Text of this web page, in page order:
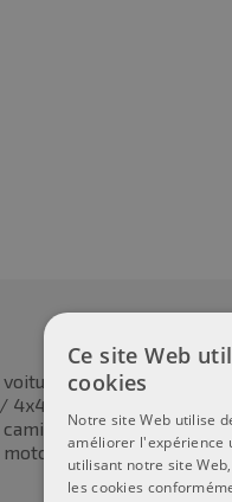
voitures
4x4
camionnettes
Ce site Web
cookies
Notre site Web utilise
améliorer l'expérience
utilisant notre site
les cookies